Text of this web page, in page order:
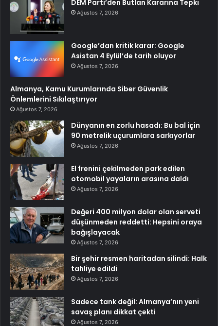
DEM Parti’den Butlan Kararına Tepki
Ağustos 7, 2026
Google’dan kritik karar: Google
Asistan 4 Eylül’de tarih oluyor
Ağustos 7, 2026
Almanya, Kamu Kurumlarında Siber Güvenlik
Önlemlerini Sıkılaştırıyor
Ağustos 7, 2026
Dünyanın en zorlu hasadı: Bu bal için
90 metrelik uçurumlara sarkıyorlar
Ağustos 7, 2026
El frenini çekilmeden park edilen
otomobil yayaların arasına daldı
Ağustos 7, 2026
Değeri 400 milyon dolar olan serveti
düşünmeden reddetti: Hepsini oraya
bağışlayacak
Ağustos 7, 2026
Bir şehir resmen haritadan silindi: Halk
tahliye edildi
Ağustos 7, 2026
Sadece tank değil: Almanya’nın yeni
savaş planı dikkat çekti
Ağustos 7, 2026